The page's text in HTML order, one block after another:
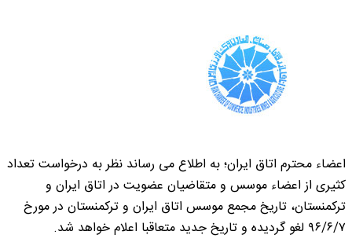
اعضاء محترم اتاق ایران؛ به اطلاع می رساند نظر به درخواست تعداد
کثیری از اعضاء موسس و متقاضیان عضویت در اتاق ایران و
ترکمنستان، تاریخ مجمع موسس اتاق ایران و ترکمنستان در مورخ
۹۶/۶/۷ لغو گردیده و تاریخ جدید متعاقبا اعلام خواهد شد.